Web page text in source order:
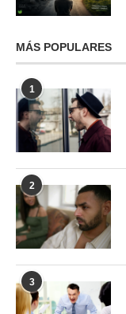
MÁS POPULARES
1
2
3